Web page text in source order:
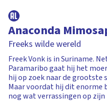
Anaconda
Freeks wilde wereld
Freek Vonk is in Suriname.
Paramaribo gaat hij het
hij op zoek naar de grootste
Maar voordat hij dit enorme
nog wat verrassingen op zijn